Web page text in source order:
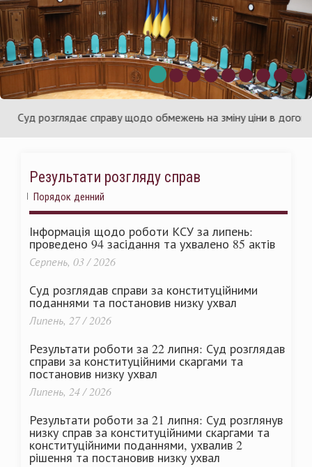
Суд
розглядає справу щодо обмежень на зміну ціни в договорах
Результати розгляду справ
Порядок денний
Інформація щодо роботи КСУ за липень:
проведено 94 засідання та ухвалено 85 актів
Серпень, 03 / 2026
Суд розглядав справи за конституційними
поданнями та постановив низку ухвал
Липень, 27 / 2026
Результати роботи за 22 липня: Суд розглядав
справи за конституційними скаргами та
постановив низку ухвал
Липень, 24 / 2026
Результати роботи за 21 липня: Суд розглянув
низку справ за конституційними скаргами та
конституційними поданнями, ухвалив 2
рішення та постановив низку ухвал